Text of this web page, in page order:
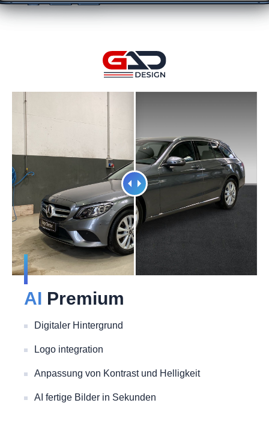
AI Premium
Digitaler Hintergrund
Logo integration
Anpassung von Kontrast und Helligkeit
AI fertige Bilder in Sekunden